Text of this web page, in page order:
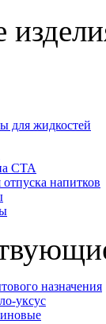
для жидкостей
СТА
напитков
назначения
уксус